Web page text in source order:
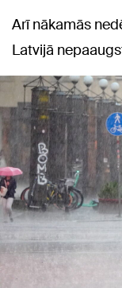
Arī nākamās
Latvijā